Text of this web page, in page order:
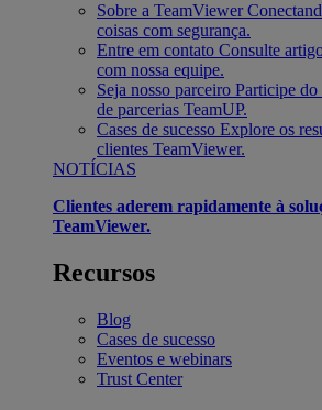
Sobre a TeamViewer
coisas com segurança.
Entre em contato Consulte
com nossa equipe.
Seja nosso parceiro Participe do
de parcerias TeamUP.
Cases de sucesso Explore os
clientes TeamViewer.
NOTÍCIAS
Clientes aderem rapidamente à
TeamViewer.
Recursos
Blog
Cases de sucesso
Eventos e webinars
Trust Center